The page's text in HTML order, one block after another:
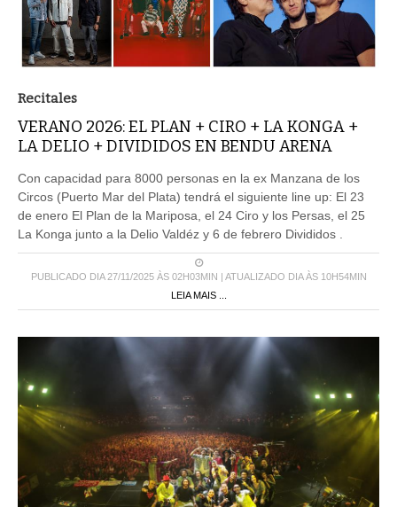
Recitales
VERANO 2026: EL PLAN + CIRO + LA KONGA +
LA DELIO + DIVIDIDOS EN BENDU ARENA
Con capacidad para 8000 personas en la ex Manzana de los
Circos (Puerto Mar del Plata) tendrá el siguiente line up: El 23
de enero El Plan de la Mariposa, el 24 Ciro y los Persas, el 25
La Konga junto a la Delio Valdéz y 6 de febrero Divididos .
PUBLICADO DIA 27/11/2025 ÀS 02H03MIN | ATUALIZADO DIA ÀS 10H54MIN
LEIA MAIS ...